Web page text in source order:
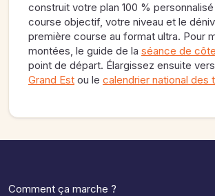
construit votre plan 100 %
course objectif, votre niveau et le
première course au format ultra. Pour
montées, le guide de la séance de
point de départ. Élargissez ensuite
Grand Est ou le calendrier national des
Comment ça marche ?